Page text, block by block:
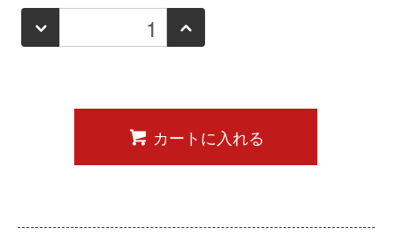
カートに入れる